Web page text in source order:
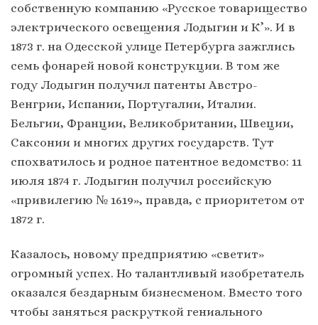
собственную компанию «Русское товарищество
электрического освещения Лодыгин и К’». И в
1873 г. на Одесской улице Петербурга зажглись
семь фонарей новой конструкции. В том же
году Лодыгин получил патенты Австро-
Венгрии, Испании, Португалии, Италии.
Бельгии, Франции, Великобритании, Швеции,
Саксонии и многих других государств. Тут
спохватилось и родное патентное ведомство: 11
июля 1874 г. Лодыгин получил российскую
«привилегию № 1619», правда, с приоритетом от
1872 г.
Казалось, новому предприятию «светит»
огромный успех. Но талантливый изобретатель
оказался бездарным бизнесменом. Вместо того
чтобы заняться раскруткой гениального